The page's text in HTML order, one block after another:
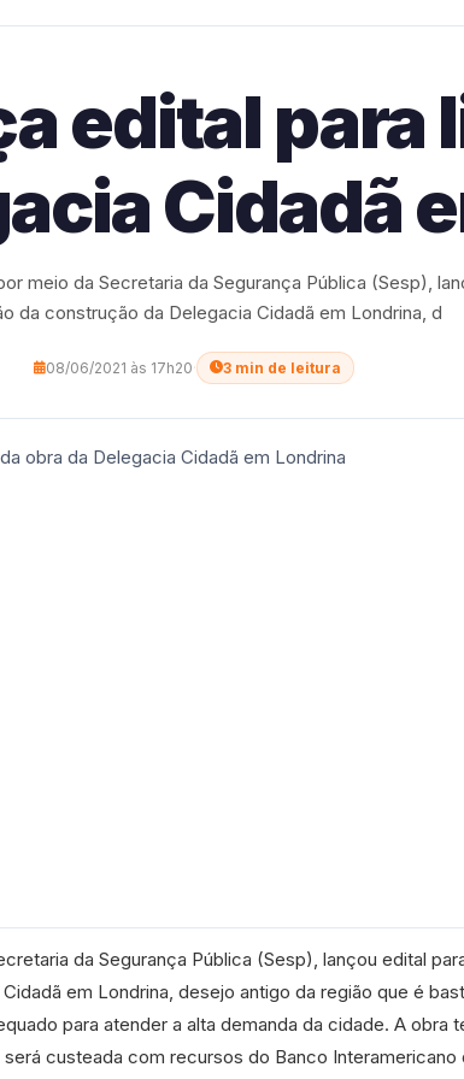
edital para
Cidadã
meio da Secretaria da Segurança Pública (Sesp),
da construção da Delegacia Cidadã em Londrina, d
08/06/2021 às 17h20· 3 min de leitura
da Segurança Pública (Sesp), lançou edital
em Londrina, desejo antigo da região que é
para atender a alta demanda da cidade. A obra
custeada com recursos do Banco Interamericano